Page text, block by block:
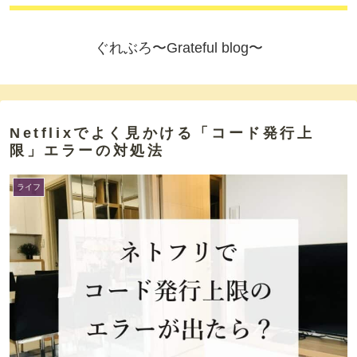
ぐれぶろ〜Grateful blog〜
Netflixでよく見かける「コード発行上
限」エラーの対処法
ライフ